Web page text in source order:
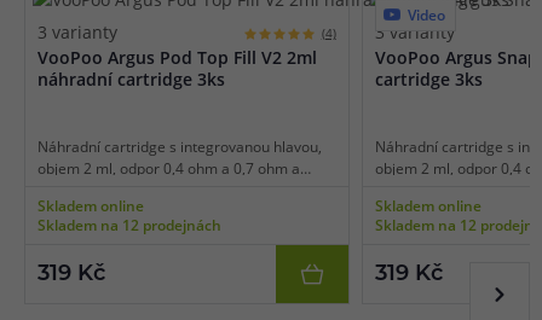
3 varianty (4)
VooPoo Argus Pod Top Fill V2 2ml
náhradní cartridge 3ks
Náhradní cartridge s integrovanou hlavou,
objem 2 ml, odpor 0,4 ohm a 0,7 ohm a
pro MTL a RDL vaping, 3ks v balení.
Skladem online
Skladem na 12 prodejnách
319 Kč
Video
3 varianty
VooPoo Argus
cartridge 3ks
Náhradní cartridge s
objem 2 ml, odpor 0,4
pro MTL a RDL vaping,
Skladem online
Skladem na 12
319 Kč